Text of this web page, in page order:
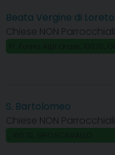
Beata Vergine di Loreto
Chiese NON Parrocchiali
S. Bartolomeo
Chiese NON Parrocchiali